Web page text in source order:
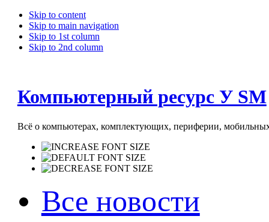
Skip to content
Skip to main navigation
Skip to 1st column
Skip to 2nd column
Компьютерный ресурс У SM
Всё о компьютерах, комплектующих, периферии, мобильных
Все новости